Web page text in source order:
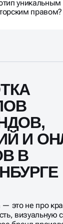
эскиз.
уникальным
правом?
И
В
это не про
визуальную